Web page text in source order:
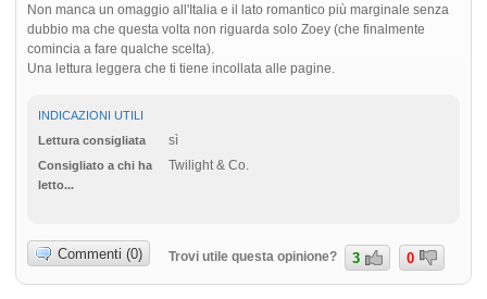
Non manca un omaggio all'Italia e il lato romantico più marginale senza
dubbio ma che questa volta non riguarda solo Zoey (che finalmente
comincia a fare qualche scelta).
Una lettura leggera che ti tiene incollata alle pagine.
INDICAZIONI UTILI
Lettura consigliata
sì
Consigliato a chi ha
letto...
Twilight & Co.
Commenti (0) Trovi utile questa opinione? 3 0